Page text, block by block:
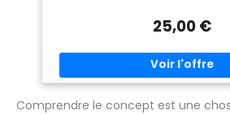
25,00 €
Comprendre le concept est une